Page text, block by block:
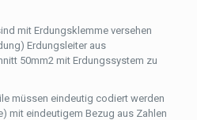
mit Erdungsklemme versehen
Erdungsleiter aus
50mm2 mit Erdungssystem zu
müssen eindeutig codiert werden
mit eindeutigem Bezug aus Zahlen